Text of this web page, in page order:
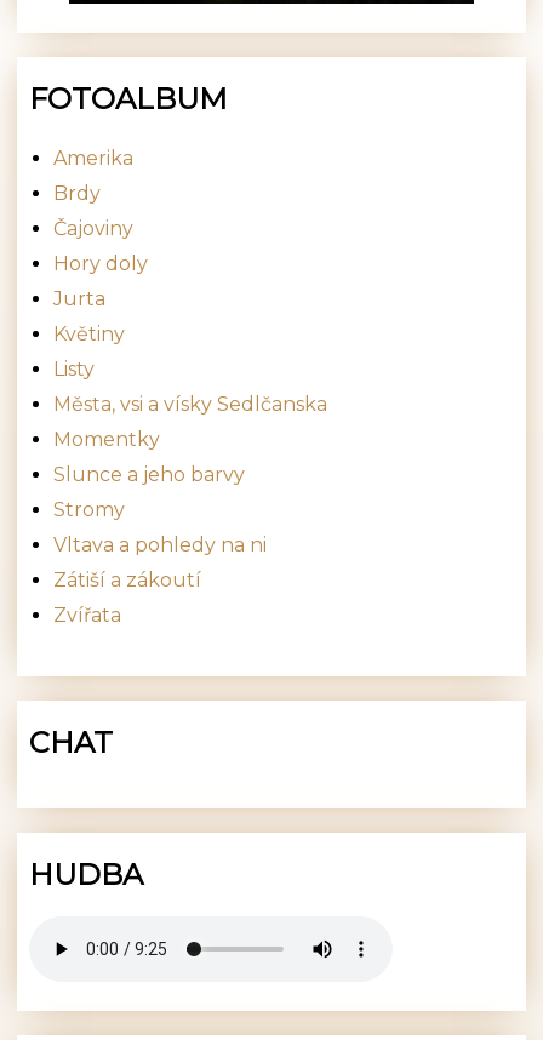
FOTOALBUM
Amerika
Brdy
Čajoviny
Hory doly
Jurta
Květiny
Listy
Města, vsi a vísky Sedlčanska
Momentky
Slunce a jeho barvy
Stromy
Vltava a pohledy na ni
Zátiší a zákoutí
Zvířata
CHAT
HUDBA